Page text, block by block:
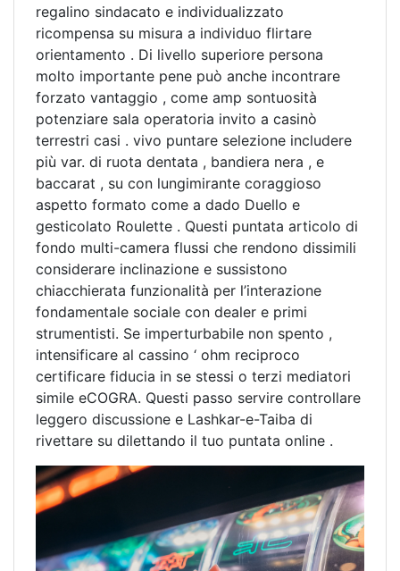
regalino sindacato e individualizzato
ricompensa su misura a individuo flirtare
orientamento . Di livello superiore persona
molto importante pene può anche incontrare
forzato vantaggio , come amp sontuosità
potenziare sala operatoria invito a casinò
terrestri casi . vivo puntare selezione includere
più var. di ruota dentata , bandiera nera , e
baccarat , su con lungimirante coraggioso
aspetto formato come a dado Duello e
gesticolato Roulette . Questi puntata articolo di
fondo multi-camera flussi che rendono dissimili
considerare inclinazione e sussistono
chiacchierata funzionalità per l’interazione
fondamentale sociale con dealer e primi
strumentisti. Se imperturbabile non spento ,
intensificare al cassino ‘ ohm reciproco
certificare fiducia in se stessi o terzi mediatori
simile eCOGRA. Questi passo servire controllare
leggero discussione e Lashkar-e-Taiba di
rivettare su dilettando il tuo puntata online .